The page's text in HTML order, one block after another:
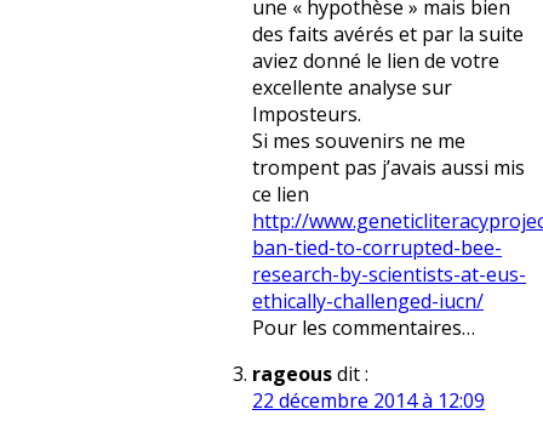
une « hypothèse » mais bien
des faits avérés et par la suite
aviez donné le lien de votre
excellente analyse sur
Imposteurs.
Si mes souvenirs ne me
trompent pas j’avais aussi mis
ce lien
http://
ban-tied-to-corrupted-bee-
research-by-scientists-at-eus-
ethically-challenged-iucn/
Pour les commentaires…
rageousdit :
22 décembre 2014 à 12:09